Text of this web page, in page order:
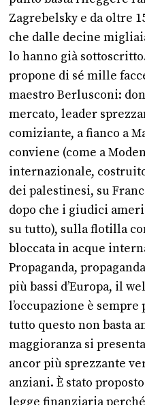
Zagrebelsky e da oltre
che dalle decine
lo hanno già
propone di sé mille
maestro Berlusconi:
mercato, leader
comiziante, a fianco a
conviene (come a
internazionale,
dei palestinesi, su
dopo che i giudici
su tutto), sulla flotilla
bloccata in acque
Propaganda,
più bassi d’Europa, il
l’occupazione è
tutto questo non basta
maggioranza si
ancor più sprezzante
anziani. È stato